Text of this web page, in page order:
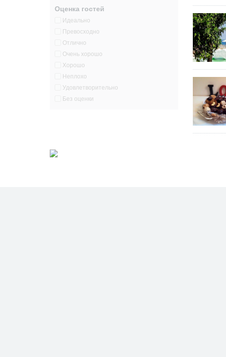
Оценка гостей
Идеально
Превосходно
Отлично
Очень хорошо
Хорошо
Неплохо
Удовлетворительно
Без оценки